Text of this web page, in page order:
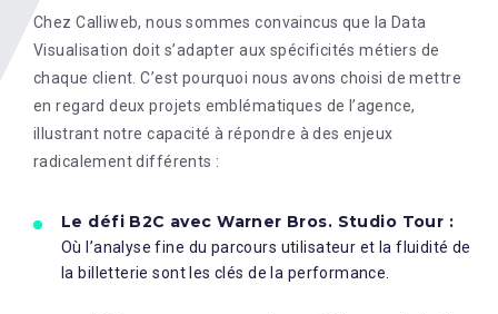
Chez Calliweb, nous sommes convaincus que la Data
Visualisation doit s’adapter aux spécificités métiers de
chaque client. C’est pourquoi nous avons choisi de mettre
en regard deux projets emblématiques de l’agence,
illustrant notre capacité à répondre à des enjeux
radicalement différents :
Le défi B2C avec Warner Bros. Studio Tour :
Où l’analyse fine du parcours utilisateur et la fluidité de
la billetterie sont les clés de la performance.